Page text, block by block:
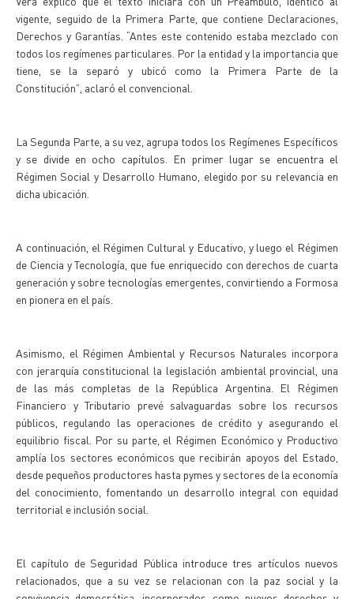
vigente, seguido de la Primera Parte, que contiene Declaraciones,
Derechos y Garantías. “Antes este contenido estaba mezclado con
todos los regímenes particulares. Por la entidad y la importancia que
tiene, se la separó y ubicó como la Primera Parte de la
Constitución”, aclaró el convencional.
La Segunda Parte, a su vez, agrupa todos los Regímenes Específicos
y se divide en ocho capítulos. En primer lugar se encuentra el
Régimen Social y Desarrollo Humano, elegido por su relevancia en
dicha ubicación.
A continuación, el Régimen Cultural y Educativo, y luego el Régimen
de Ciencia y Tecnología, que fue enriquecido con derechos de cuarta
generación y sobre tecnologías emergentes, convirtiendo a Formosa
en pionera en el país.
Asimismo, el Régimen Ambiental y Recursos Naturales incorpora
con jerarquía constitucional la legislación ambiental provincial, una
de las más completas de la República Argentina. El Régimen
Financiero y Tributario prevé salvaguardas sobre los recursos
públicos, regulando las operaciones de crédito y asegurando el
equilibrio fiscal. Por su parte, el Régimen Económico y Productivo
amplía los sectores económicos que recibirán apoyos del Estado,
desde pequeños productores hasta pymes y sectores de la economía
del conocimiento, fomentando un desarrollo integral con equidad
territorial e inclusión social.
El capítulo de Seguridad Pública introduce tres artículos nuevos
relacionados, que a su vez se relacionan con la paz social y la